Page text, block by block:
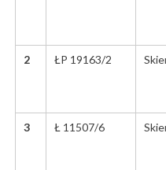
2 ŁP 19163/2
3 Ł 11507/6